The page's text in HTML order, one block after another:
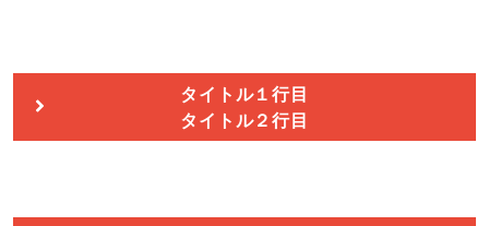
タイトル１行目
タイトル２行目